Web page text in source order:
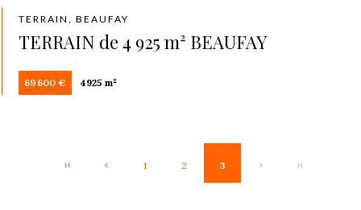
TERRAIN, BEAUFAY
TERRAIN de 4 925 m² BEAUFAY
69 600 € 4925 m²
1 2 3